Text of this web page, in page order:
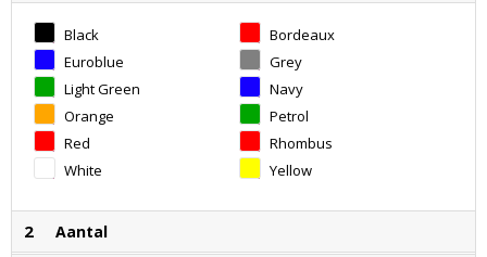
Black
Bordeaux
Euroblue
Grey
Light Green
Navy
Orange
Petrol
Red
Rhombus
Design
White Yellow
2 Aantal